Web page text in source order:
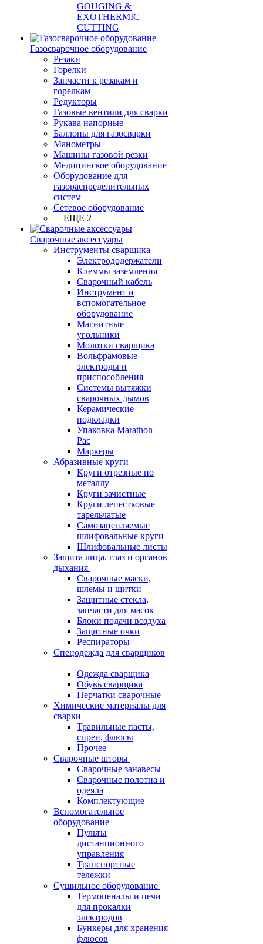
GOUGING &
EXOTHERMIC
CUTTING
Газосварочное оборудование
Резаки
Горелки
Запчасти к резакам и
горелкам
Редукторы
Газовые вентили для сварки
Рукава напорные
Баллоны для газосварки
Манометры
Машины газовой резки
Медицинское оборудование
Оборудование для
газораспределительных
систем
Сетевое оборудование
+ ЕЩЕ 2
Сварочные аксессуары
Инструменты сварщика
Электрододержатели
Клеммы заземления
Сварочный кабель
Инструмент и
вспомогательное
оборудование
Магнитные
угольники
Молотки сварщика
Вольфрамовые
электроды и
приспособления
Системы вытяжки
сварочных дымов
Керамические
подкладки
Упаковка Marathon
Pac
Маркеры
Абразивные круги
Круги отрезные по
металлу
Круги зачистные
Круги лепестковые
тарельчатые
Самозацепляемые
шлифовальные круги
Шлифовальные листы
Защита лица, глаз и органов
дыхания
Сварочные маски,
шлемы и щитки
Защитные стекла,
запчасти для масок
Блоки подачи воздуха
Защитные очки
Респираторы
Спецодежда для сварщиков
Одежда сварщика
Обувь сварщика
Перчатки сварочные
Химические материалы для
сварки
Травильные пасты,
спреи, флюсы
Прочее
Сварочные шторы
Сварочные занавесы
Сварочные полотна и
одеяла
Комплектующие
Вспомогательное
оборудование
Пульты
дистанционного
управления
Транспортные
тележки
Сушильное оборудование
Термопеналы и печи
для прокалки
электродов
Бункеры для хранения
флюсов